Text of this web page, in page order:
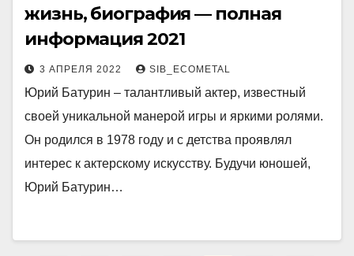
жизнь, биография — полная
информация 2021
3 АПРЕЛЯ 2022 SIB_ECOMETAL
Юрий Батурин – талантливый актер, известный
своей уникальной манерой игры и яркими ролями.
Он родился в 1978 году и с детства проявлял
интерес к актерскому искусству. Будучи юношей,
Юрий Батурин…